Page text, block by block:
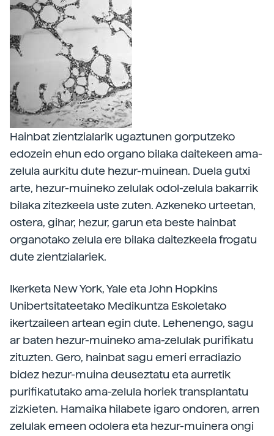
Hainbat zientzialarik ugaztunen gorputzeko
edozein ehun edo organo bilaka daitekeen ama-
zelula aurkitu dute hezur-muinean. Duela gutxi
arte, hezur-muineko zelulak odol-zelula bakarrik
bilaka zitezkeela uste zuten. Azkeneko urteetan,
ostera, gihar, hezur, garun eta beste hainbat
organotako zelula ere bilaka daitezkeela frogatu
dute zientzialariek.
Ikerketa New York, Yale eta John Hopkins
Unibertsitateetako Medikuntza Eskoletako
ikertzaileen artean egin dute. Lehenengo, sagu
ar baten hezur-muineko ama-zelulak purifikatu
zituzten. Gero, hainbat sagu emeri erradiazio
bidez hezur-muina deuseztatu eta aurretik
purifikatutako ama-zelula horiek transplantatu
zizkieten. Hamaika hilabete igaro ondoren, arren
zelulak emeen odolera eta hezur-muinera ongi